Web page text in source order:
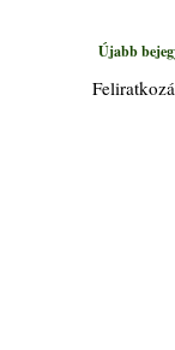
Újabb